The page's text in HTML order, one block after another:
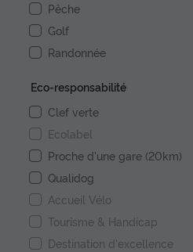
Pêche
Golf
Randonnée
Eco-responsabilité
Clef verte
Ecolabel
Proche d'une gare (20km)
Qualidog
Accueil Vélo
Tourisme & Handicap
Destination d'excellence